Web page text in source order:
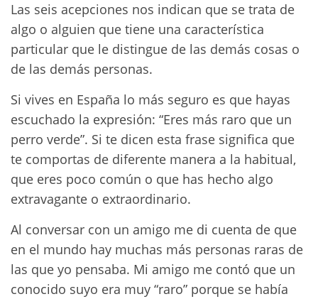
Las seis acepciones nos indican que se trata de
algo o alguien que tiene una característica
particular que le distingue de las demás cosas o
de las demás personas.
Si vives en España lo más seguro es que hayas
escuchado la expresión: “Eres más raro que un
perro verde”. Si te dicen esta frase significa que
te comportas de diferente manera a la habitual,
que eres poco común o que has hecho algo
extravagante o extraordinario.
Al conversar con un amigo me di cuenta de que
en el mundo hay muchas más personas raras de
las que yo pensaba. Mi amigo me contó que un
conocido suyo era muy “raro” porque se había